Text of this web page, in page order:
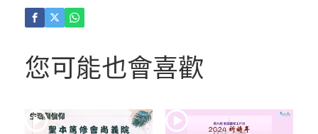
人相遇
您可能也會喜歡